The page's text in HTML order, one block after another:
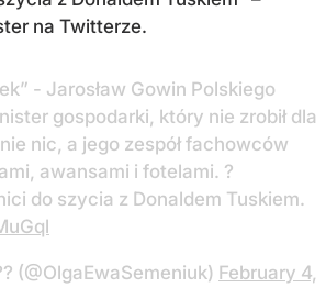
na Twitterze.
- Jarosław Gowin Polskiego
gospodarki, który nie zrobił dla
nic, a jego zespół fachowców
awansami i fotelami. ?
do szycia z Donaldem Tuskiem.
(@OlgaEwaSemeniuk) February 4,